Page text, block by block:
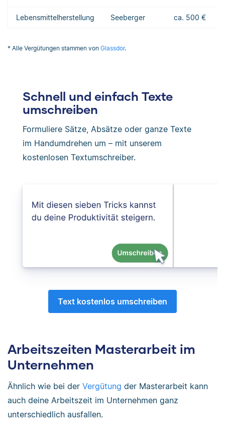
Lebensmittelherstellung Seeberger ca. 500 €
* Alle Vergütungen stammen von Glassdor.
Schnell und einfach Texte
umschreiben
Formuliere Sätze, Absätze oder ganze Texte
im Handumdrehen um – mit unserem
kostenlosen Textumschreiber.
Text kostenlos umschreiben
Arbeitszeiten Masterarbeit im
Unternehmen
Ähnlich wie bei der Vergütung der Masterarbeit kann
auch deine Arbeitszeit im Unternehmen ganz
unterschiedlich ausfallen.